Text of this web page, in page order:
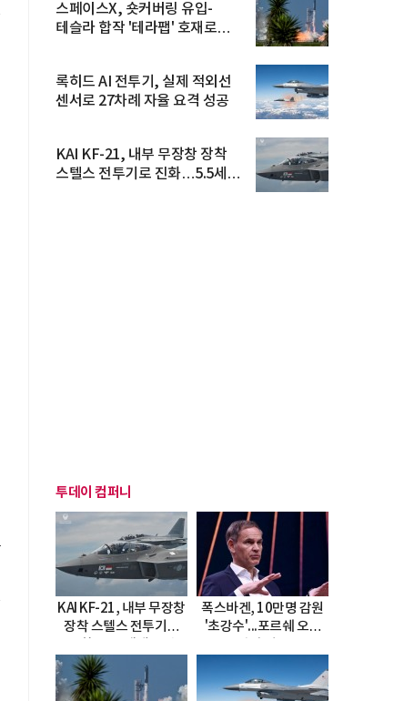
스페이스X, 숏커버링 유입-
테슬라 합작 '테라팹' 호재로
록히드 AI 전투기, 실제 적외선
센서로 27차례 자율 요격 성공
KAI KF-21, 내부 무장창 장착
스텔스 전투기로 진화…5.5세대
투데이 컴퍼니
KAI KF-21, 내부 무장창
장착 스텔스 전투기로
폭스바겐, 10만명 감원
'초강수'...포르쉐 오너